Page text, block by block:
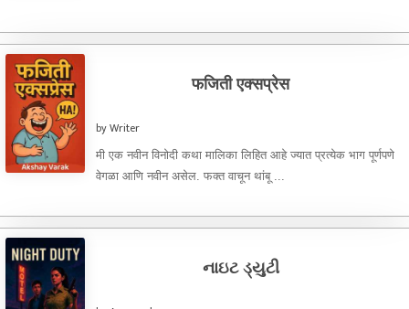
फजिती एक्सप्रेस
by Writer
मी एक नवीन विनोदी कथा मालिका लिहित आहे ज्यात प्रत्येक भाग पूर्णपणे
वेगळा आणि नवीन असेल. फक्त वाचून थांबू ...
નાઇટ ડ્યુટી